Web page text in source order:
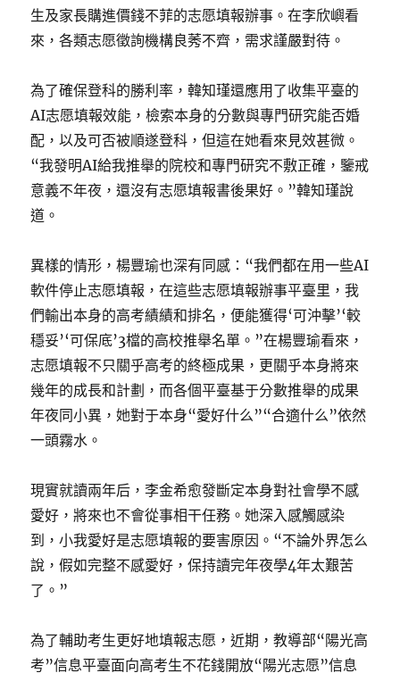
生及家長購進價錢不菲的志愿填報辦事。在李欣嶼看
來，各類志愿徵詢機構良莠不齊，需求謹嚴對待。
為了確保登科的勝利率，韓知瑾還應用了收集平臺的
AI志愿填報效能，檢索本身的分數與專門研究能否婚
配，以及可否被順遂登科，但這在她看來見效甚微。
“我發明AI給我推舉的院校和專門研究不敷正確，鑒戒
意義不年夜，還沒有志愿填報書後果好。”韓知瑾說
道。
異樣的情形，楊豐瑜也深有同感：“我們都在用一些AI
軟件停止志愿填報，在這些志愿填報辦事平臺里，我
們輸出本身的高考績績和排名，便能獲得‘可沖擊’‘較
穩妥’‘可保底’3檔的高校推舉名單。”在楊豐瑜看來，
志愿填報不只關乎高考的終極成果，更關乎本身將來
幾年的成長和計劃，而各個平臺基于分數推舉的成果
年夜同小異，她對于本身“愛好什么”“合適什么”依然
一頭霧水。
現實就讀兩年后，李金希愈發斷定本身對社會學不感
愛好，將來也不會從事相干任務。她深入感觸感染
到，小我愛好是志愿填報的要害原因。“不論外界怎么
說，假如完整不感愛好，保持讀完年夜學4年太艱苦
了。”
為了輔助考生更好地填報志愿，近期，教導部“陽光高
考”信息平臺面向高考生不花錢開放“陽光志愿”信息